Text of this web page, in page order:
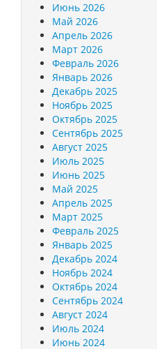
Июнь 2026
Май 2026
Апрель 2026
Март 2026
Февраль 2026
Январь 2026
Декабрь 2025
Ноябрь 2025
Октябрь 2025
Сентябрь 2025
Август 2025
Июль 2025
Июнь 2025
Май 2025
Апрель 2025
Март 2025
Февраль 2025
Январь 2025
Декабрь 2024
Ноябрь 2024
Октябрь 2024
Сентябрь 2024
Август 2024
Июль 2024
Июнь 2024